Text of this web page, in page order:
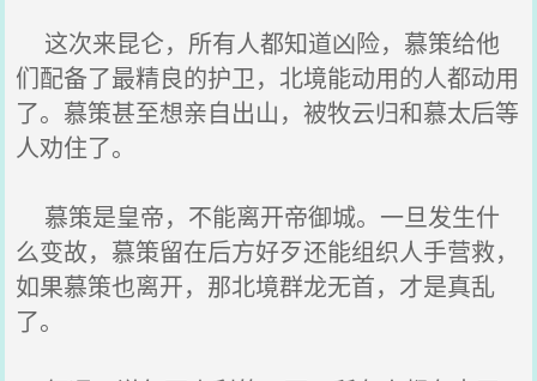
这次来昆仑，所有人都知道凶险，慕策给他
们配备了最精良的护卫，北境能动用的人都动用
了。慕策甚至想亲自出山，被牧云归和慕太后等
人劝住了。
慕策是皇帝，不能离开帝御城。一旦发生什
么变故，慕策留在后方好歹还能组织人手营救，
如果慕策也离开，那北境群龙无首，才是真乱
了。